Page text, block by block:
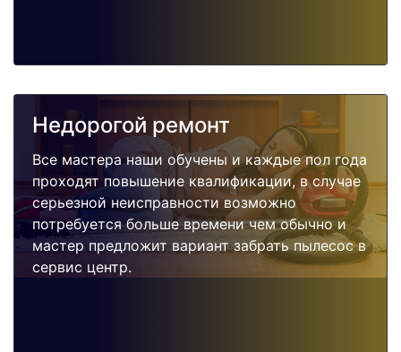
Недорогой ремонт
Все мастера наши обучены и каждые пол года
проходят повышение квалификации, в случае
серьезной неисправности возможно
потребуется больше времени чем обычно и
мастер предложит вариант забрать пылесос в
сервис центр.